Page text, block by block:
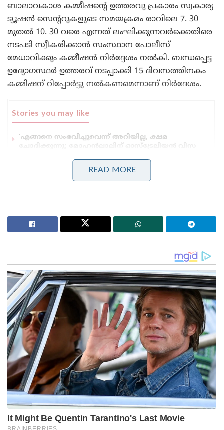
ബാലാവകാശ കമ്മീഷന്റെ ഉത്തരവു പ്രകാരം സ്വകാര്യ
ട്യൂഷൻ സെന്ററുകളുടെ സമയക്രമം രാവിലെ 7. 30
മുതൽ 10. 30 വരെ എന്നത് ലംഘിക്കുന്നവർക്കെതിരെ
നടപടി സ്വീകരിക്കാൻ സംസ്ഥാന പോലീസ്
മേധാവിക്കും കമ്മീഷൻ നിർദ്ദേശം നൽകി. ബന്ധപ്പെട്ട
ഉദ്യോഗസ്ഥർ ഉത്തരവ് നടപ്പാക്കി 15 ദിവസത്തിനകം
കമ്മിഷന് റിപ്പോർട്ടു നൽകണമെന്നാണ് നിർദേശം.
Stories you may like
‘എങ്ങനെ സംഭവിച്ചുവെന്ന് അറിയില്ല, ക്ഷമ
ചോദിക്കുന്നു; മോഹൻലാലിന് ഓസ്ട്രേലിയൻ വിസ
മദ്യപിച്ച് വാഹനം ഓടിച്ചു, യൂട്യൂബർ ‘ഹെലൻ ഓഫ്
സ്പാർട്ട’യുടെ ലൈസൻസ് സസ്പെൻഡ് ചെയ്തു;
ഉത്തരവ് നടപ്പാക്കുന്നുണ്ടോ എന്ന് വിദ്യാഭ്യാസ വകുപ്പ്
ഡയറക്ടർ കൃത്യമായി പരിശോധിക്കണമെന്നും
സിബിഎസ്ഇ, ഐസിഎസ്ഇ സ്‌കൂളുകൾ
ഹൈക്കോടതി വിധി നടപ്പാക്കുന്നു എന്ന് ബന്ധപ്പെട്ട
റീജണൽ ഓഫീസർമാരും ചെയർമാനും
ഉറപ്പുവരുത്തണമെന്നും ഉത്തരവിലുണ്ട്.
Tags: child rights commission
READ MORE